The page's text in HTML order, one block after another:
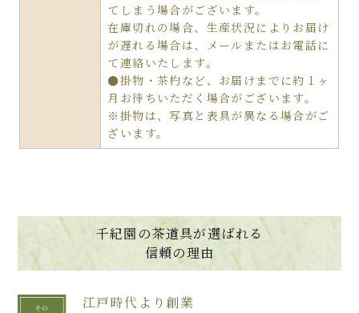
てしまう場合がございます。
在庫切れの場合、生産状況によりお届け
が遅れる場合は、メールまたはお電話に
て連絡いたします。
●掛物・茶杓など、お届けまでに約１ヶ
月お待ちいただく場合がございます。
※掛物は、写真と表具が異なる場合がご
ざいます。
千紀園の茶道具が選ばれる
信頼の理由
江戸時代より創業